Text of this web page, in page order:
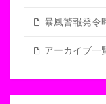
暴風警報発令
アーカイブ一